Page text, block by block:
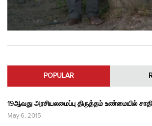
POPULAR
19ஆவது அரசியலமைப்பு திருத்தம் உண்மையில்
May 6, 2015